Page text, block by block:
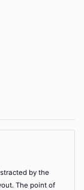
by the
The point of